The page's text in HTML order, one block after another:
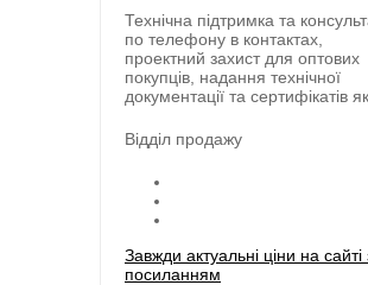
Технічна підтримка та
по телефону в контактах,
проектний захист для оптових
покупців, надання технічної
документації та сертифікатів
Відділ продажу
Завжди актуальні ціни на сайті
посиланням